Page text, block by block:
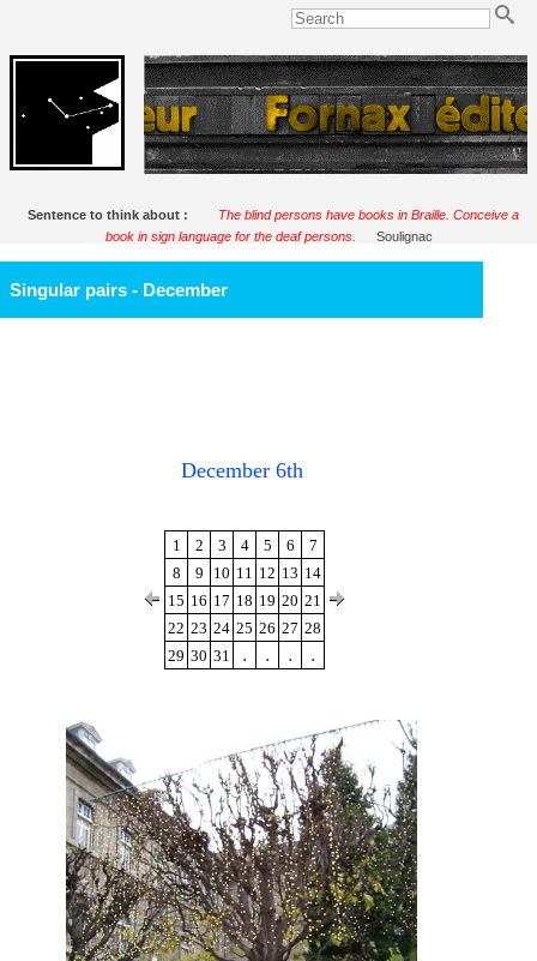
Sentence to think about :
The blind persons have books in Braille. Conceive a
book in sign language for the deaf persons.
Soulignac
Singular pairs - December
December 6th
1 2 3 4 5 6
7
8
9 10 11 12 13 14
15 16 17 18 19 20 21
22 23 24 25 26 27 28
29 30 31 . . . .